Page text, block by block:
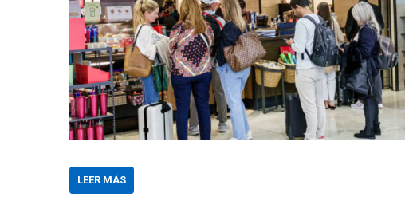
LEER MÁS